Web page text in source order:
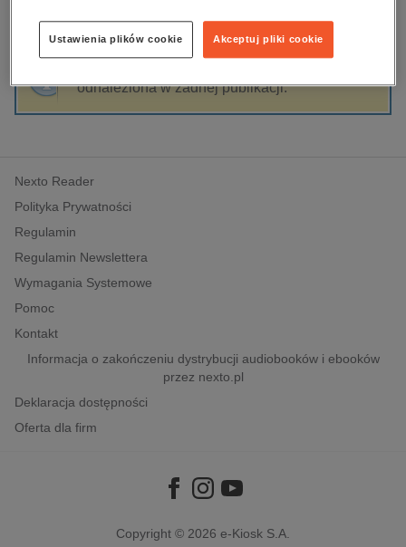
dzienniki
edukacja
hobby, sport, rozrywka
komputery, internet, technologie, informatyka
polityka, społeczno-informacyjne
psychologiczne
inne
popularno-naukowe
historia
Sortowanie Filtrowanie
odnaleziona w żadnej publikacji.
Nexto Reader
Polityka Prywatności
Regulamin
Regulamin Newslettera
Wymagania Systemowe
Pomoc
Kontakt
Informacja o zakończeniu dystrybucji audiobooków i ebooków
przez nexto.pl
Deklaracja dostępności
Oferta dla firm
Copyright © 2026 e-Kiosk S.A.
Akceptuj pliki cookie
Ustawienia plików cookie